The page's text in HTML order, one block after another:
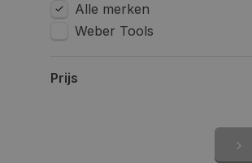
Alle merken
Weber Tools
Prijs